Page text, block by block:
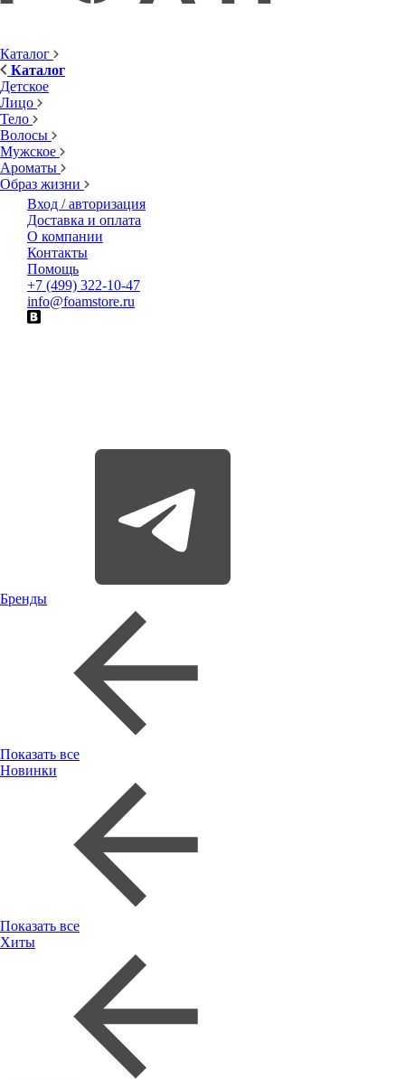
Каталог
Каталог
Детское
Лицо
Тело
Волосы
Мужское
Ароматы
Образ жизни
Вход / авторизация
Доставка и оплата
О компании
Контакты
Помощь
+7 (499) 322-10-47
info@foamstore.ru
Бренды
Показать все
Новинки
Показать все
Хиты